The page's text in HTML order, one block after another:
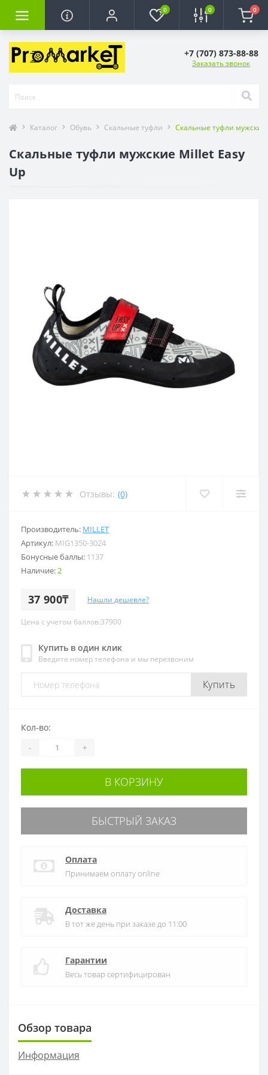
0 0 0
+7 (707) 873-88-88
Заказать звонок
Каталог Обувь Скальные туфли Скальные туфли мужские
Скальные туфли мужские Millet Easy
Up
Отзывы: (0)
Производитель: MILLET
Артикул: MIG1350-3024
Бонусные баллы: 1137
Наличие:2
37 900₸ Нашли дешевле?
Цена с учетом баллов:37900
Купить в один клик
Введите номер телефона и мы перезвоним
Купить
Кол-во:
- +
В КОРЗИНУ
БЫСТРЫЙ ЗАКАЗ
Оплата
Принимаем оплату online
Доставка
В тот же день при заказе до 11:00
Гарантии
Весь товар сертифицирован
Обзор товара
Информация